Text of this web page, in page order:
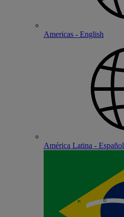
Americas - English
América Latina - Español